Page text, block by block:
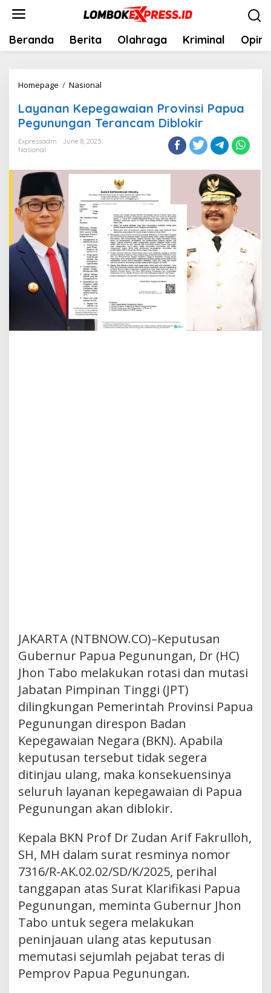
Skip
content
Beranda Berita Olahraga Kriminal Opini
Homepage / Nasional
Provinsi
Papua
Diblokir
Layanan Kepegawaian Provinsi Papua
Pegunungan Terancam Diblokir
Expressadm
June 8, 2025
Nasional
JAKARTA (NTBNOW.CO)–Keputusan
Gubernur Papua Pegunungan, Dr (HC)
Jhon Tabo melakukan rotasi dan mutasi
Jabatan Pimpinan Tinggi (JPT)
dilingkungan Pemerintah Provinsi Papua
Pegunungan direspon Badan
Kepegawaian Negara (BKN). Apabila
keputusan tersebut tidak segera
ditinjau ulang, maka konsekuensinya
seluruh layanan kepegawaian di Papua
Pegunungan akan diblokir.
Kepala BKN Prof Dr Zudan Arif Fakrulloh,
SH, MH dalam surat resminya nomor
7316/R-AK.02.02/SD/K/2025, perihal
tanggapan atas Surat Klarifikasi Papua
Pegunungan, meminta Gubernur Jhon
Tabo untuk segera melakukan
peninjauan ulang atas keputusan
memutasi sejumlah pejabat teras di
Pemprov Papua Pegunungan.